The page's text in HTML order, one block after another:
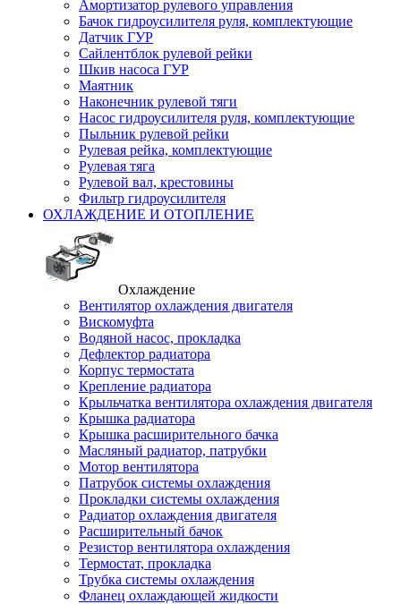
Амортизатор рулевого управления
Бачок гидроусилителя руля, комплектующие
Датчик ГУР
Сайлентблок рулевой рейки
Шкив насоса ГУР
Маятник
Наконечник рулевой тяги
Насос гидроусилителя руля, комплектующие
Пыльник рулевой рейки
Рулевая рейка, комплектующие
Рулевая тяга
Рулевой вал, крестовины
Фильтр гидроусилителя
ОХЛАЖДЕНИЕ И ОТОПЛЕНИЕ
Охлаждение
Вентилятор охлаждения двигателя
Вискомуфта
Водяной насос, прокладка
Дефлектор радиатора
Корпус термостата
Крепление радиатора
Крыльчатка вентилятора охлаждения двигателя
Крышка радиатора
Крышка расширительного бачка
Масляный радиатор, патрубки
Мотор вентилятора
Патрубок системы охлаждения
Прокладки системы охлаждения
Радиатор охлаждения двигателя
Расширительный бачок
Резистор вентилятора охлаждения
Термостат, прокладка
Трубка системы охлаждения
Фланец охлаждающей жидкости